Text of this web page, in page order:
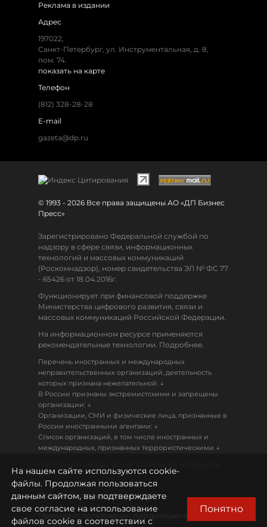
Реклама в издании
Адрес
197022,
Санкт-Петербург, ул. Инструментальная, д. 8,
пом. 74.
показать на карте
Телефон
(812) 328-28-28
E-mail
gazeta@dp.ru
© 1993 - 2026 Все права защищены АО «ДП Бизнес
Пресс»
Зарегистрировано Федеральной службой по
надзору в сфере связи, информационных
технологий и массовых коммуникаций
(Роскомнадзор), номер свидетельства ЭЛ № ФС 77
- 65426 от 18.04.2016г.
Функционирует при финансовой поддержке
Министерства цифрового развития, связи и
массовых коммуникаций Российской Федерации.
На информационном ресурсе применяются
рекомендательные технологии. Подробнее.
Перечень иностранных и международных
неправительственных организаций, деятельность
которых признана нежелательной: ↓
В России признаны экстремистскими и запрещены
организации: ↓
Организации, СМИ и физические лица, признанные в
России иностранными агентами: ↓
Список организаций, в том числе иностранных и
международных, признанных террористическими ↓
18+
Политика конфиденциальности
Правила использования информационных
На нашем сайте используются cookie-
файлы. Продолжая пользоваться
данным сайтом, вы подтверждаете
свое согласие на использование
файлов cookie в соответствии с
Понятно